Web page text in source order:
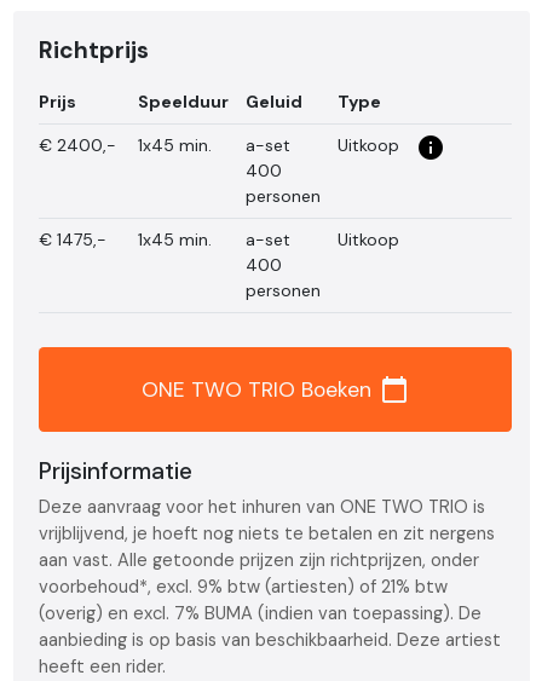
Richtprijs
Prijs Speelduur Geluid
Type
€ 2400,- 1x45 min.
a-set
400
personen
Uitkoop info_i
€ 1475,- 1x45 min.
a-set
400
personen
Uitkoop
ONE TWO TRIO Boeken calendar_today
Prijsinformatie
Deze aanvraag voor het inhuren van ONE TWO TRIO is
vrijblijvend, je hoeft nog niets te betalen en zit nergens
aan vast. Alle getoonde prijzen zijn richtprijzen, onder
voorbehoud*, excl. 9% btw (artiesten) of 21% btw
(overig) en excl. 7% BUMA (indien van toepassing). De
aanbieding is op basis van beschikbaarheid. Deze artiest
heeft een rider.